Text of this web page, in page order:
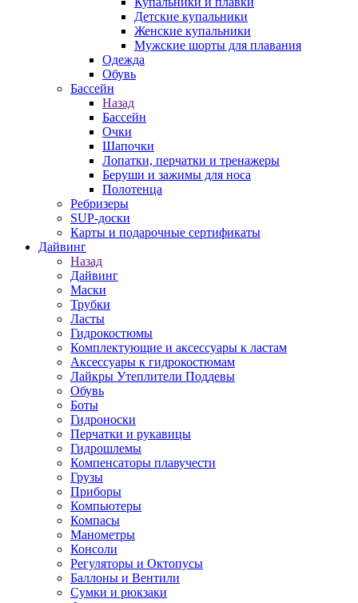
Детские купальники
Женские купальники
Мужские шорты для плавания
Одежда
Обувь
Бассейн
Назад
Бассейн
Очки
Шапочки
Лопатки, перчатки и тренажеры
Беруши и зажимы для носа
Полотенца
Ребризеры
SUP-доски
Карты и подарочные сертификаты
Дайвинг
Назад
Дайвинг
Маски
Трубки
Ласты
Гидрокостюмы
Комплектующие и аксессуары к ластам
Аксессуары к гидрокостюмам
Лайкры Утеплители Поддевы
Обувь
Боты
Гидроноски
Перчатки и рукавицы
Гидрошлемы
Компенсаторы плавучести
Грузы
Приборы
Компьютеры
Компасы
Манометры
Консоли
Регуляторы и Октопусы
Баллоны и Вентили
Сумки и рюкзаки